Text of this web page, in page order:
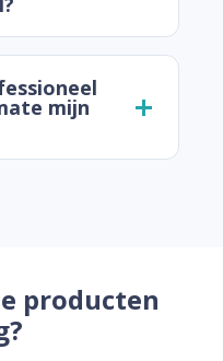
mijn
producten